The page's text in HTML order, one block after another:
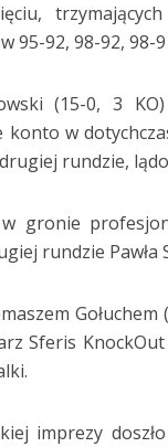
95-92, 98-92, 98-
(15-0, 3
konto w
rundzie,
gronie
rundzie Pawła
Sferis
imprezy